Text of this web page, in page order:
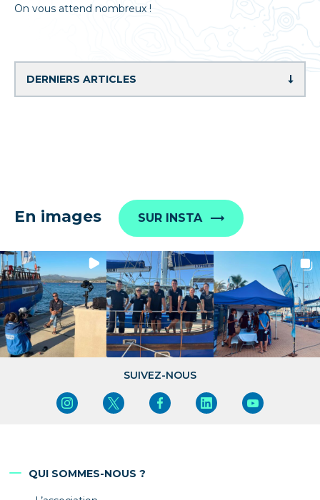
On vous attend nombreux !
En images SUR INSTA
SUIVEZ-NOUS
QUI SOMMES-NOUS ?